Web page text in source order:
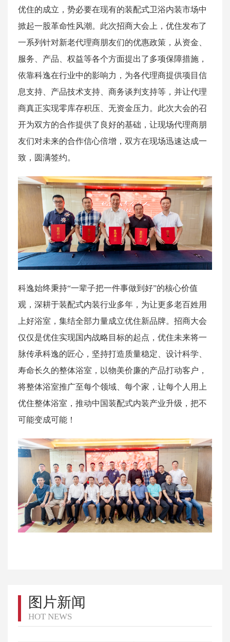
优住的成立，势必要在现有的装配式卫浴内装市场中
掀起一股革命性风潮。此次招商大会上，优住发布了
一系列针对新老代理商朋友们的优惠政策，从资金、
服务、产品、权益等各个方面提出了多项保障措施，
依靠科逸在行业中的影响力，为各代理商提供项目信
息支持、产品技术支持、商务谈判支持等，并让代理
商真正实现零库存积压、无资金压力。此次大会的召
开为双方的合作提供了良好的基础，让现场代理商朋
友们对未来的合作信心倍增，双方在现场迅速达成一
致，圆满签约。
科逸始终秉持“一辈子把一件事做到好”的核心价值
观，深耕于装配式内装行业多年，为让更多老百姓用
上好浴室，集结全部力量成立优住新品牌。招商大会
仅仅是优住实现国内战略目标的起点，优住未来将一
脉传承科逸的匠心，坚持打造质量稳定、设计科学、
寿命长久的整体浴室，以物美价廉的产品打动客户，
将整体浴室推广至每个领域、每个家，让每个人用上
优住整体浴室，推动中国装配式内装产业升级，把不
可能变成可能！
图片新闻
HOT NEWS